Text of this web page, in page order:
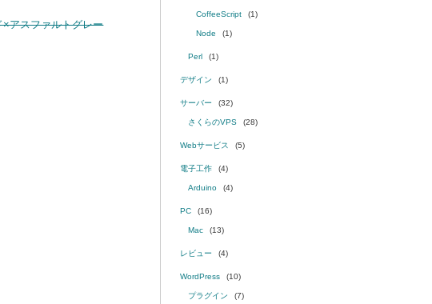
×アスファルトグレー
CoffeeScript (1)
Node (1)
Perl (1)
デザイン (1)
サーバー (32)
さくらのVPS (28)
Webサービス (5)
電子工作 (4)
Arduino (4)
PC (16)
Mac (13)
レビュー (4)
WordPress (10)
プラグイン (7)